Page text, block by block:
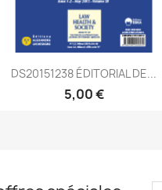
Aperçu rapide
DS20151238 ÉDITORIAL DE...
5,00 €